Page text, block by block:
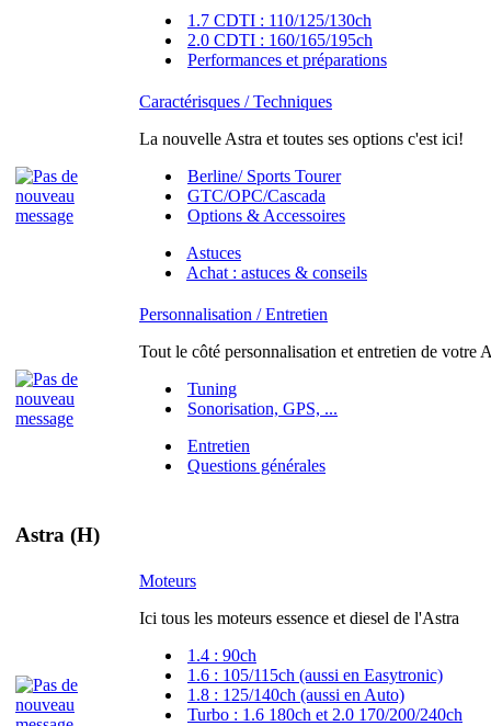
1.7 CDTI : 110/125/130ch
2.0 CDTI : 160/165/195ch
Performances et préparations
Caractérisques / Techniques
La nouvelle Astra et toutes ses options c'est ici!
Berline/ Sports Tourer
GTC/OPC/Cascada
Options & Accessoires
Astuces
Achat : astuces & conseils
Personnalisation / Entretien
Tout le côté personnalisation et entretien de votre
Tuning
Sonorisation, GPS, ...
Entretien
Questions générales
Astra (H)
Moteurs
Ici tous les moteurs essence et diesel de l'Astra
1.4 : 90ch
1.6 : 105/115ch (aussi en Easytronic)
1.8 : 125/140ch (aussi en Auto)
Turbo : 1.6 180ch et 2.0 170/200/240ch